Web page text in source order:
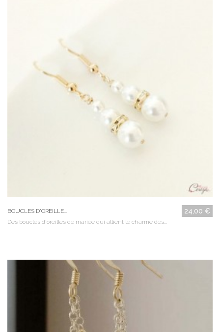
BOUCLES D'OREILLE... 24,00 €
Des boucles d'oreilles de mariée qui allient le charme des...